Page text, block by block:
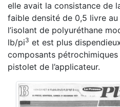
elle avait la consistance de
faible densité de 0,5 livre au
l’isolant de polyuréthane
lb/pi3 et est plus
composants
pistolet de l’applicateur.